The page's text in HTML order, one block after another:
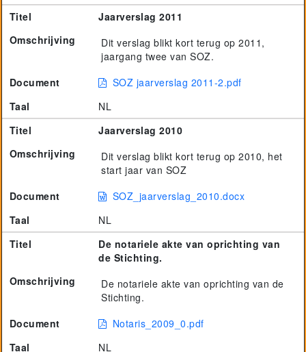
Titel
Jaarverslag 2011
Omschrijving
Dit verslag blikt kort terug op 2011,
jaargang twee van SOZ.
Document
SOZ jaarverslag 2011-2.pdf
Taal
NL
Titel
Jaarverslag 2010
Omschrijving
Dit verslag blikt kort terug op 2010, het
start jaar van SOZ
Document
SOZ_jaarverslag_2010.docx
Taal
NL
Titel
De notariele akte van oprichting van
de Stichting.
Omschrijving
De notariele akte van oprichting van de
Stichting.
Document
Notaris_2009_0.pdf
Taal
NL